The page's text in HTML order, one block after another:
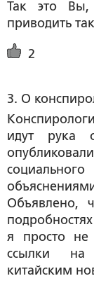
Так это Вы,
приводить
2
3. О
идут рука
Объявлено,
я просто не
ссылки на
китайским